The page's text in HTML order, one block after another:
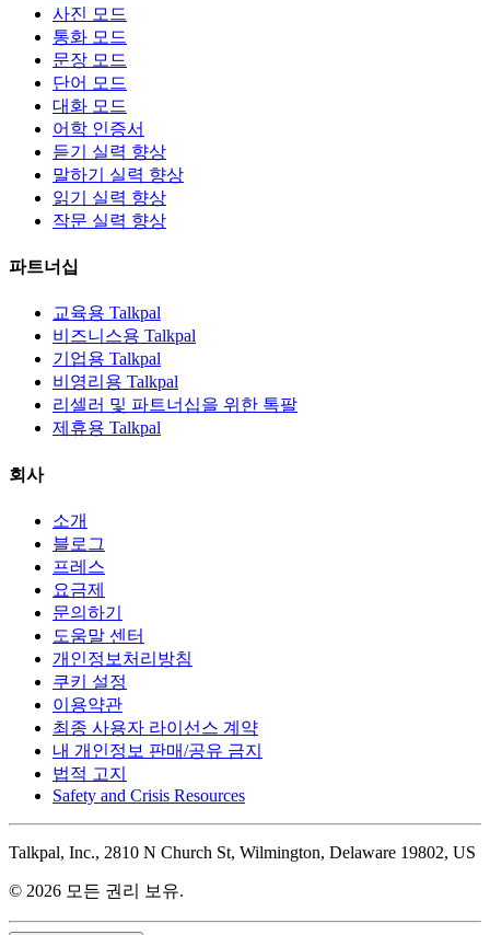
사진 모드
통화 모드
문장 모드
단어 모드
대화 모드
어학 인증서
듣기 실력 향상
말하기 실력 향상
읽기 실력 향상
작문 실력 향상
파트너십
교육용 Talkpal
비즈니스용 Talkpal
기업용 Talkpal
비영리용 Talkpal
리셀러 및 파트너십을 위한 톡팔
제휴용 Talkpal
회사
소개
블로그
프레스
요금제
문의하기
도움말 센터
개인정보처리방침
쿠키 설정
이용약관
최종 사용자 라이선스 계약
내 개인정보 판매/공유 금지
법적 고지
Safety and Crisis Resources
Talkpal, Inc., 2810 N Church St, Wilmington, Delaware 19802, US
© 2026 모든 권리 보유.